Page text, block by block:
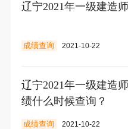
辽宁2021年一级建造
成绩查询 2021-10-22
辽宁2021年一级建造
绩什么时候查询？
成绩查询 2021-10-22